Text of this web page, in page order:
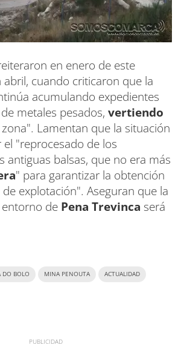
en enero de este
cuando criticaron que la
acumulando expedientes
metales pesados, vertiendo
Lamentan que la situación
el "reprocesado de los
antiguas balsas, que no era más
" para garantizar la obtención
explotación". Aseguran que la
de Pena Trevinca será
DO BOLO MINA PENOUTA ACTUALIDAD